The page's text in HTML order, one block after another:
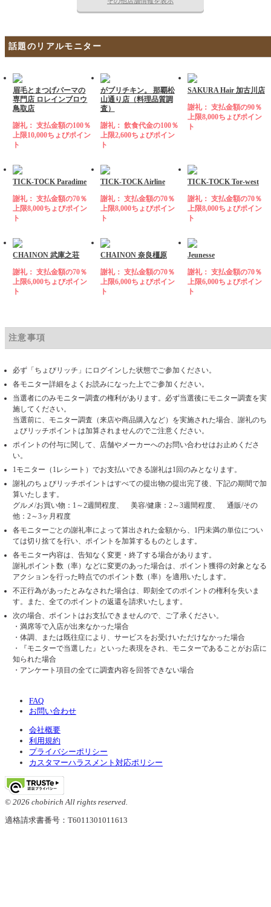
話題のリアルモニター
眉毛とまつげパーマの
専門店 ロレインブロウ
鳥取店
謝礼： 支払金額の100％
上限10,000ちょびポイン
ト
がブリチキン。 那覇松
山通り店（料理品質調
査）
謝礼： 飲食代金の100％
上限2,600ちょびポイン
ト
SAKURA Hair 加古川店
謝礼： 支払金額の90％
上限8,000ちょびポイン
ト
TICK-TOCK Paradime
謝礼： 支払金額の70％
上限8,000ちょびポイン
ト
TICK-TOCK Airline
謝礼： 支払金額の70％
上限8,000ちょびポイン
ト
TICK-TOCK Tor-west
謝礼： 支払金額の70％
上限8,000ちょびポイン
ト
CHAINON 武庫之荘
謝礼： 支払金額の70％
上限6,000ちょびポイン
ト
CHAINON 奈良橿原
謝礼： 支払金額の70％
上限6,000ちょびポイン
ト
Jeunesse
謝礼： 支払金額の70％
上限6,000ちょびポイン
ト
注意事項
必ず「ちょびリッチ」にログインした状態でご参加ください。
各モニター詳細をよくお読みになった上でご参加ください。
当選者にのみモニター調査の権利があります。必ず当選後にモニター調査を実
施してください。
当選前に、モニター調査（来店や商品購入など）を実施された場合、謝礼のち
ょびリッチポイントは加算されませんのでご注意ください。
ポイントの付与に関して、店舗やメーカーへのお問い合わせはお止めくださ
い。
1モニター（1レシート）でお支払いできる謝礼は1回のみとなります。
謝礼のちょびリッチポイントはすべての提出物の提出完了後、下記の期間で加
算いたします。
グルメ/お買い物：1～2週間程度、 美容/健康：2～3週間程度、 通販/その
他：2～3ヶ月程度
各モニターごとの謝礼率によって算出された金額から、1円未満の単位につい
ては切り捨てを行い、ポイントを加算するものとします。
各モニター内容は、告知なく変更・終了する場合があります。
謝礼ポイント数（率）などに変更のあった場合は、ポイント獲得の対象となる
アクションを行った時点でのポイント数（率）を適用いたします。
不正行為があったとみなされた場合は、即刻全てのポイントの権利を失いま
す。また、全てのポイントの返還を請求いたします。
次の場合、ポイントはお支払できませんので、ご了承ください。
・満席等で入店が出来なかった場合
・体調、または既往症により、サービスをお受けいただけなかった場合
・『モニターで当選した』といった表現をされ、モニターであることがお店に
知られた場合
・アンケート項目の全てに調査内容を回答できない場合
FAQ
お問い合わせ
会社概要
利用規約
プライバシーポリシー
カスタマーハラスメント対応ポリシー
© 2026 chobirich All rights reserved.
適格請求書番号：T6011301011613